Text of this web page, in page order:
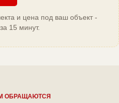
и цена под ваш объект -
15 минут.
ОБРАЩАЮТСЯ